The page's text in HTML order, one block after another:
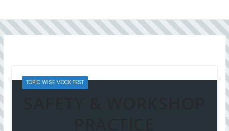
TOPIC WISE MOCK TEST